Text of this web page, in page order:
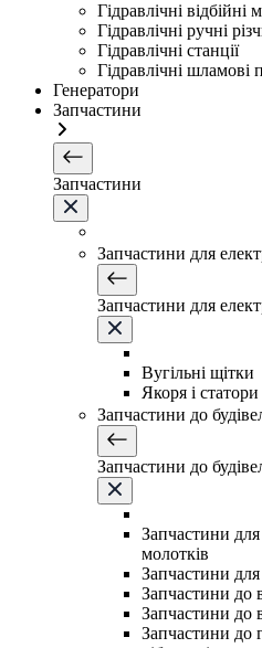
Гідравлічні
Гідравлічні ручні
Гідравлічні станції
Гідравлічні
Генератори
Запчастини
Запчастини
Запчастини для
Запчастини для
Вугільні щітки
Якоря і статори
Запчастини до
Запчастини до
Запчастини для
молотків
Запчастини
Запчастини до
Запчастини до
Запчастини до